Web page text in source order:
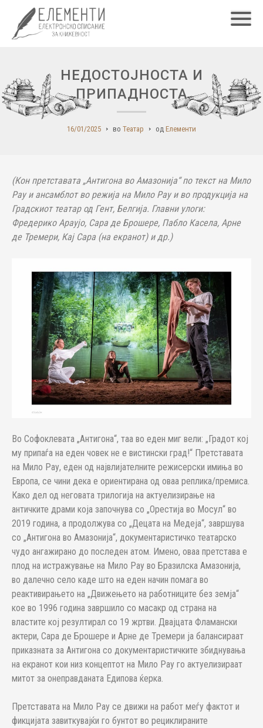
НЕДОСТОЈНОСТА И
ПРИПАДНОСТА
16/01/2025 во Театар од Елементи
(Кон претставата „Антигона во Амазонија“ по текст на Мило
Рау и ансамблот во режија на Мило Рау и во продукција на
Градскиот театар од Гент, Белгија. Главни улоги:
Фредерико Араујо, Сара де Брошере, Пабло Касела, Арне
де Тремери, Кај Сара (на екранот) и др.)
Во Софоклевата „Антигона“, таа во еден миг вели: „Градот кој
му припаѓа на еден човек не е вистински град!“ Претставата
на Мило Рау, еден од највлијателните режисерски имиња во
Европа, се чини дека е ориентирана од оваа реплика/премиса.
Како дел од неговата трилогија на актуелизирање на
античките драми која започнува со „Орестија во Мосул“ во
2019 година, а продолжува со „Децата на Медеја“, завршува
со „Антигона во Амазонија“, документаристичко театарско
чудо ангажирано до последен атом. Имено, оваа претстава е
плод на истражување на Мило Рау во Бразилска Амазонија,
во далечно село каде што на еден начин помага во
реактивирањето на „Движењето на работниците без земја“
кое во 1996 година завршило со масакр од страна на
властите кој резултирал со 19 жртви. Двајцата Фламански
актери, Сара де Брошере и Арне де Тремери ја балансираат
приказната за Антигона со документаристичките збиднувања
на екранот кои низ концептот на Мило Рау го актуелизираат
митот за онеправданата Едипова ќерка.
Претставата на Мило Рау се движи на работ меѓу фактот и
фикцијата завиткувајќи го бунтот во рециклираните